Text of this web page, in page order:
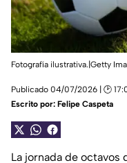
Fotografía ilustrativa.|Getty
Publicado 04/07/2026 | 🕑
Escrito por: Felipe Caspeta
La jornada de octavos